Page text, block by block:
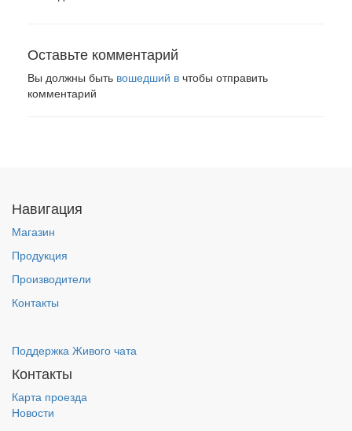
Оставьте комментарий
Вы должны быть вошедший в чтобы отправить
комментарий
Навигация
Магазин
Продукция
Производители
Контакты
Поддержка Живого чата
Контакты
Карта проезда
Новости